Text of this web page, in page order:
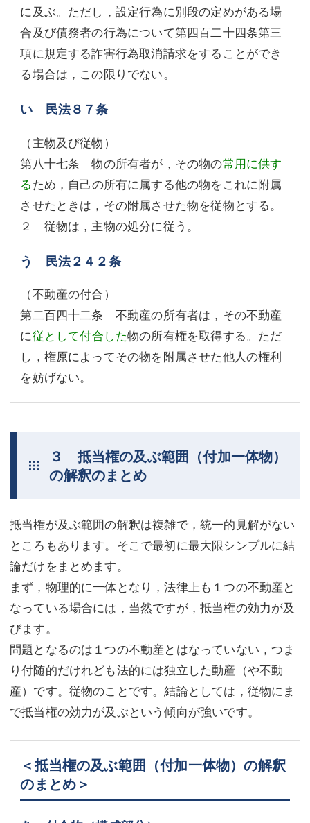
に及ぶ。ただし，設定行為に別段の定めがある場
合及び債務者の行為について第四百二十四条第三
項に規定する詐害行為取消請求をすることができ
る場合は，この限りでない。
い 民法８７条
（主物及び従物）
第八十七条 物の所有者が，その物の常用に供す
るため，自己の所有に属する他の物をこれに附属
させたときは，その附属させた物を従物とする。
２ 従物は，主物の処分に従う。
う 民法２４２条
（不動産の付合）
第二百四十二条 不動産の所有者は，その不動産
に従として付合した物の所有権を取得する。ただ
し，権原によってその物を附属させた他人の権利
を妨げない。
３ 抵当権の及ぶ範囲（付加一体物）
の解釈のまとめ
抵当権が及ぶ範囲の解釈は複雑で，統一的見解がない
ところもあります。そこで最初に最大限シンプルに結
論だけをまとめます。
まず，物理的に一体となり，法律上も１つの不動産と
なっている場合には，当然ですが，抵当権の効力が及
びます。
問題となるのは１つの不動産とはなっていない，つま
り付随的だけれども法的には独立した動産（や不動
産）です。従物のことです。結論としては，従物にま
で抵当権の効力が及ぶという傾向が強いです。
＜抵当権の及ぶ範囲（付加一体物）の解釈
のまとめ＞